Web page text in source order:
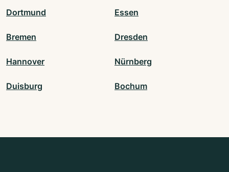
Dortmund Essen
Bremen Dresden
Hannover Nürnberg
Duisburg Bochum